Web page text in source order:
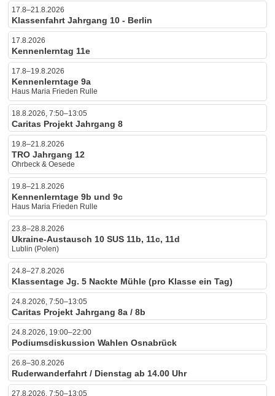
17.8–21.8.2026
Klassenfahrt Jahrgang 10 - Berlin
17.8.2026
Kennenlerntag 11e
17.8–19.8.2026
Kennenlerntage 9a
Haus Maria Frieden Rulle
18.8.2026, 7:50–13:05
Caritas Projekt Jahrgang 8
19.8–21.8.2026
TRO Jahrgang 12
Ohrbeck & Oesede
19.8–21.8.2026
Kennenlerntage 9b und 9c
Haus Maria Frieden Rulle
23.8–28.8.2026
Ukraine-Austausch 10 SUS 11b, 11c, 11d
Lublin (Polen)
24.8–27.8.2026
Klassentage Jg. 5 Nackte Mühle (pro Klasse ein Tag)
24.8.2026, 7:50–13:05
Caritas Projekt Jahrgang 8a / 8b
24.8.2026, 19:00–22:00
Podiumsdiskussion Wahlen Osnabrück
26.8–30.8.2026
Ruderwanderfahrt / Dienstag ab 14.00 Uhr
27.8.2026, 7:50–13:05